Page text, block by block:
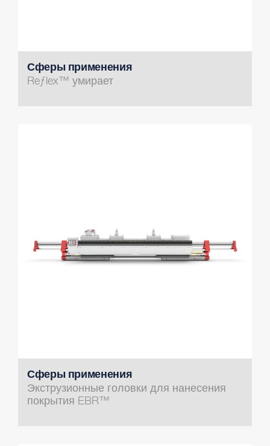
Сферы применения
Reƒlex™ умирает
Сферы применения
Экструзионные головки для нанесения
покрытия EBR™